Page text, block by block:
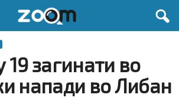
19 загинати во
напади во Либан